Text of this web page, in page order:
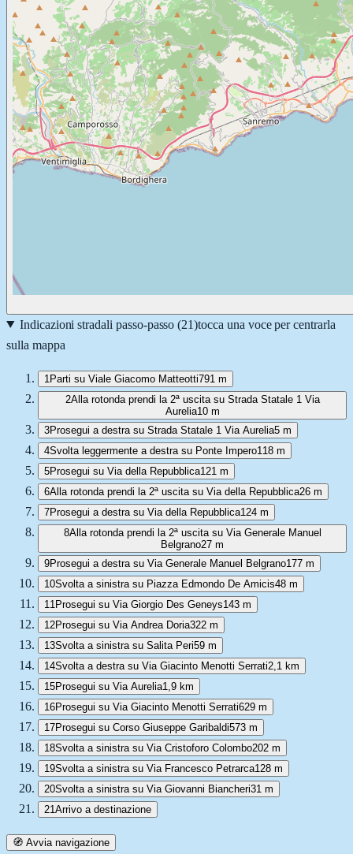
Indicazioni stradali passo-passo (21)tocca una voce per centrarla
sulla mappa
1 Parti su Viale Giacomo Matteotti791 m
2Alla rotonda prendi la 2ª uscita su Strada Statale 1 Via
Aurelia10 m
3Prosegui a destra su Strada Statale 1 Via Aurelia5 m
4Svolta leggermente a destra su Ponte Impero118 m
5Prosegui su Via della Repubblica121 m
6Alla rotonda prendi la 2ª uscita su Via della Repubblica26 m
7Prosegui a destra su Via della Repubblica124 m
8Alla rotonda prendi la 2ª uscita su Via Generale Manuel
Belgrano27 m
9Prosegui a destra su Via Generale Manuel Belgrano177 m
10Svolta a sinistra su Piazza Edmondo De Amicis48 m
11 Prosegui su Via Giorgio Des Geneys143 m
12Prosegui su Via Andrea Doria322 m
13Svolta a sinistra su Salita Peri59 m
14Svolta a destra su Via Giacinto Menotti Serrati2,1 km
15Prosegui su Via Aurelia1,9 km
16Prosegui su Via Giacinto Menotti Serrati629 m
17Prosegui su Corso Giuseppe Garibaldi573 m
18Svolta a sinistra su Via Cristoforo Colombo202 m
19Svolta a sinistra su Via Francesco Petrarca128 m
20Svolta a sinistra su Via Giovanni Biancheri31 m
21Arrivo a destinazione
🧭 Avvia navigazione